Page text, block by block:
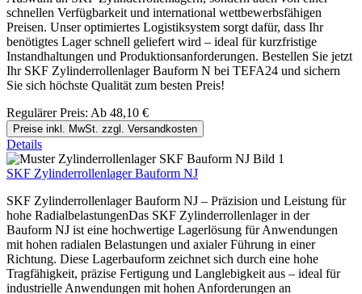
schnellen Verfügbarkeit und international wettbewerbsfähigen
Preisen. Unser optimiertes Logistiksystem sorgt dafür, dass Ihr
benötigtes Lager schnell geliefert wird – ideal für kurzfristige
Instandhaltungen und Produktionsanforderungen. Bestellen Sie jetzt
Ihr SKF Zylinderrollenlager Bauform N bei TEFA24 und sichern
Sie sich höchste Qualität zum besten Preis!
Regulärer Preis: Ab 48,10 €
Preise inkl. MwSt. zzgl. Versandkosten
Details
SKF Zylinderrollenlager Bauform NJ
SKF Zylinderrollenlager Bauform NJ – Präzision und Leistung für
hohe RadialbelastungenDas SKF Zylinderrollenlager in der
Bauform NJ ist eine hochwertige Lagerlösung für Anwendungen
mit hohen radialen Belastungen und axialer Führung in einer
Richtung. Diese Lagerbauform zeichnet sich durch eine hohe
Tragfähigkeit, präzise Fertigung und Langlebigkeit aus – ideal für
industrielle Anwendungen mit hohen Anforderungen an